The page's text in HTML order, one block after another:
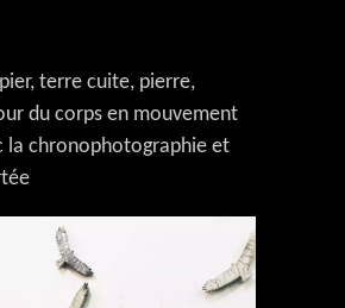
terre cuite, pierre,
du corps en mouvement
la chronophotographie et